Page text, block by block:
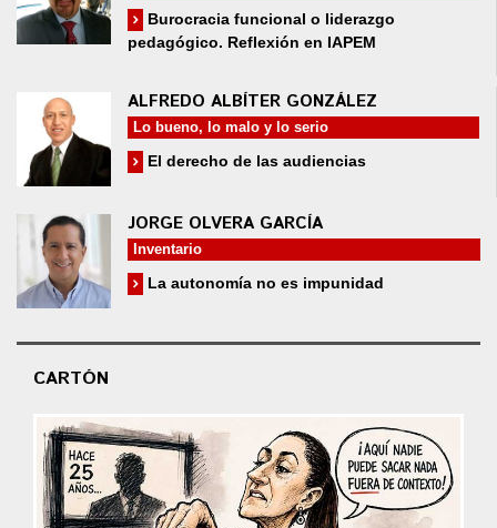
Burocracia funcional o liderazgo
pedagógico. Reflexión en IAPEM
ALFREDO ALBÍTER GONZÁLEZ
Lo bueno, lo malo y lo serio
El derecho de las audiencias
JORGE OLVERA GARCÍA
Inventario
La autonomía no es impunidad
CARTÓN